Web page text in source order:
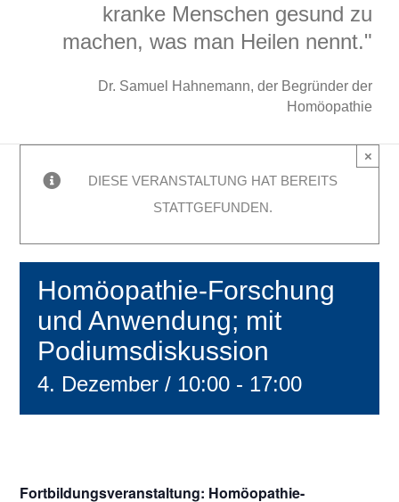
kranke Menschen gesund zu
machen, was man Heilen nennt."
Dr. Samuel Hahnemann, der Begründer der
Homöopathie
DIESE VERANSTALTUNG HAT BEREITS
STATTGEFUNDEN.
×
Homöopathie-Forschung
und Anwendung; mit
Podiumsdiskussion
4. Dezember / 10:00 - 17:00
Fortbildungsveranstaltung: Homöopathie-